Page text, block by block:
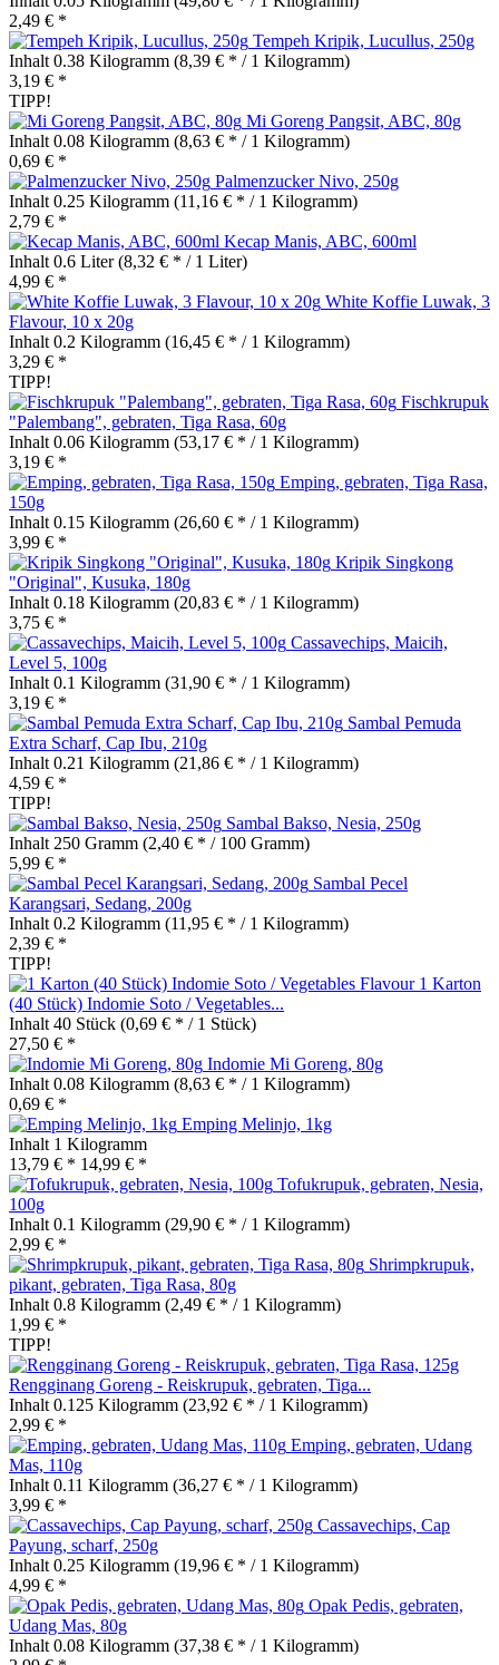
2,49 € *
Tempeh Kripik, Lucullus, 250g
Inhalt 0.38 Kilogramm (8,39 € * / 1 Kilogramm)
3,19 € *
TIPP!
Mi Goreng Pangsit, ABC, 80g
Inhalt 0.08 Kilogramm (8,63 € * / 1 Kilogramm)
0,69 € *
Palmenzucker Nivo, 250g
Inhalt 0.25 Kilogramm (11,16 € * / 1 Kilogramm)
2,79 € *
Kecap Manis, ABC, 600ml
Inhalt 0.6 Liter(8,32 € * / 1 Liter)
4,99 € *
White Koffie Luwak, 3
Flavour, 10 x 20g
Inhalt 0.2 Kilogramm (16,45 € * / 1 Kilogramm)
3,29 € *
TIPP!
Fischkrupuk
"Palembang", gebraten, Tiga Rasa, 60g
Inhalt 0.06 Kilogramm (53,17 € * / 1 Kilogramm)
3,19 € *
Emping, gebraten, Tiga Rasa,
150g
Inhalt 0.15 Kilogramm (26,60 € * / 1 Kilogramm)
3,99 € *
Kripik Singkong
"Original", Kusuka, 180g
Inhalt 0.18 Kilogramm (20,83 € * / 1 Kilogramm)
3,75 € *
Cassavechips, Maicih,
Level 5, 100g
Inhalt 0.1 Kilogramm (31,90 € * / 1 Kilogramm)
3,19 € *
Sambal Pemuda
Extra Scharf, Cap Ibu, 210g
Inhalt 0.21 Kilogramm (21,86 € * / 1 Kilogramm)
4,59 € *
TIPP!
Sambal Bakso, Nesia, 250g
Inhalt 250 Gramm (2,40 € * / 100 Gramm)
5,99 € *
Sambal Pecel
Karangsari, Sedang, 200g
Inhalt 0.2 Kilogramm (11,95 € * / 1 Kilogramm)
2,39 € *
TIPP!
1 Karton
(40 Stück) Indomie Soto / Vegetables...
Inhalt 40 Stück (0,69 € * / 1 Stück)
27,50 € *
Indomie Mi Goreng, 80g
Inhalt 0.08 Kilogramm (8,63 € * / 1 Kilogramm)
0,69 € *
Emping Melinjo, 1kg
Inhalt 1 Kilogramm
13,79 € * 14,99 € *
Tofukrupuk, gebraten, Nesia,
100g
Inhalt 0.1 Kilogramm (29,90 € * / 1 Kilogramm)
2,99 € *
Shrimpkrupuk,
pikant, gebraten, Tiga Rasa, 80g
Inhalt 0.8 Kilogramm (2,49 € * / 1 Kilogramm)
1,99 € *
TIPP!
Rengginang Goreng - Reiskrupuk, gebraten, Tiga...
Inhalt 0.125 Kilogramm (23,92 € * / 1 Kilogramm)
2,99 € *
Emping, gebraten, Udang
Mas, 110g
Inhalt 0.11 Kilogramm (36,27 € * / 1 Kilogramm)
3,99 € *
Cassavechips, Cap
Payung, scharf, 250g
Inhalt 0.25 Kilogramm (19,96 € * / 1 Kilogramm)
4,99 € *
Opak Pedis, gebraten,
Udang Mas, 80g
Inhalt 0.08 Kilogramm (37,38 € * / 1 Kilogramm)